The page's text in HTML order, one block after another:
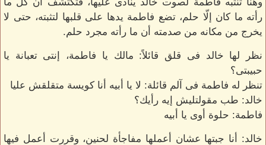
رأته ما كان إلّا حلم، تضع فاطمة يدها على قلبها لتثبته، حتى لا
يخرج من مكانه من صدمته أن ما رأته مجرد حلم.
نظر لها خالد فى قلق قائلاً: مالك يا فاطمة، إنتى تعبانة يا
حبيبتى؟
تنظر له فاطمة فى آلم قائلة: لا يا أبيه أنا كويسة متقلقش عليا
خالد: طب مقولتليش إيه رأيك؟
فاطمة: حلوة أوى يا أبيه
خالد: أنا جبتها عشان أعملها مفاجأة لحنين، وقررت أعمل فيها